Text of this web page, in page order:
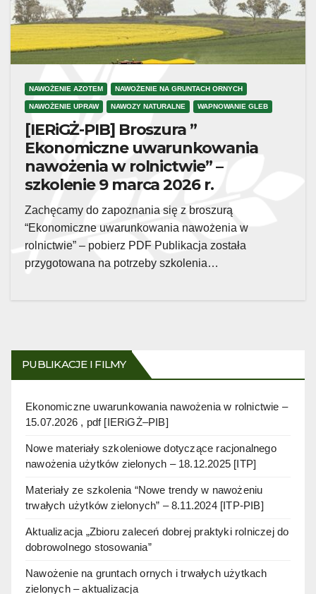
NAWOŻENIE AZOTEM NAWOŻENIE NA GRUNTACH ORNYCH
NAWOŻENIE UPRAW NAWOZY NATURALNE WAPNOWANIE GLEB
[IERiGŻ-PIB] Broszura ”
Ekonomiczne uwarunkowania
nawożenia w rolnictwie” –
szkolenie 9 marca 2026 r.
Zachęcamy do zapoznania się z broszurą
“Ekonomiczne uwarunkowania nawożenia w
rolnictwie” – pobierz PDF Publikacja została
przygotowana na potrzeby szkolenia…
PUBLIKACJE I FILMY
Ekonomiczne uwarunkowania nawożenia w rolnictwie –
15.07.2026 , pdf [IERiGŻ–PIB]
Nowe materiały szkoleniowe dotyczące racjonalnego
nawożenia użytków zielonych – 18.12.2025 [ITP]
Materiały ze szkolenia “Nowe trendy w nawożeniu
trwałych użytków zielonych” – 8.11.2024 [ITP-PIB]
Aktualizacja „Zbioru zaleceń dobrej praktyki rolniczej do
dobrowolnego stosowania”
Nawożenie na gruntach ornych i trwałych użytkach
zielonych – aktualizacja